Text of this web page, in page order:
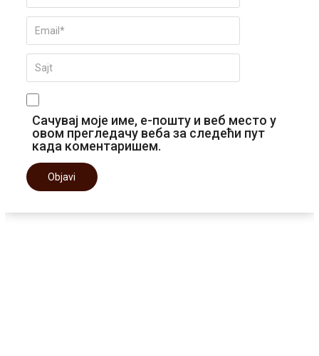
Сачувај моје име, е-пошту и веб место у
овом прегледачу веба за следећи пут
када коментаришем.